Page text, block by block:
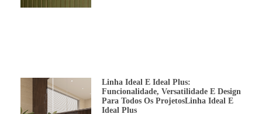
Linha Ideal E Ideal Plus:
Funcionalidade, Versatilidade E Design
Para Todos Os ProjetosLinha Ideal E
Ideal Plus